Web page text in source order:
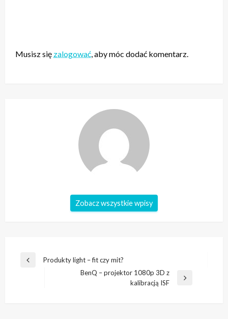
Musisz się zalogować, aby móc dodać komentarz.
Zobacz wszystkie wpisy
Nawigacja
Poprzedni
Produkty light – fit czy mit?
BenQ – projektor 1080p 3D z
kalibracją ISF